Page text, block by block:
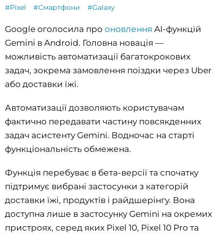
#Pixel
#Смартфони #Galaxy
Google оголосила про оновлення AI-функцій
Gemini в Android. Головна новація —
можливість автоматизації багатокрокових
задач, зокрема замовлення поїздки через Uber
або доставки їжі.
Автоматизації дозволяють користувачам
фактично передавати частину повсякденних
задач асистенту Gemini. Водночас на старті
функціональність обмежена.
Функція перебуває в бета-версії та спочатку
підтримує вибрані застосунки з категорій
доставки їжі, продуктів і райдшерінгу. Вона
доступна лише в застосунку Gemini на окремих
пристроях, серед яких Pixel 10, Pixel 10 Pro та